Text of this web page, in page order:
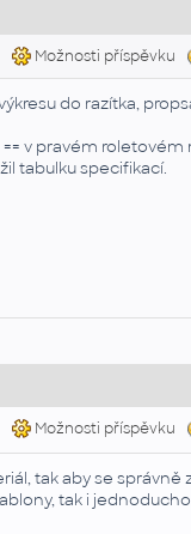
Možnosti příspěvku
do razítka,
v pravém
tabulku specifikací.
Možnosti příspěvku
tak aby se správně
tak i